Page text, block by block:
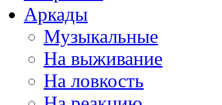
Аркады
Музыкальные
На выживание
На ловкость